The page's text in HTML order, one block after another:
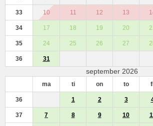
33 10 11 12 13
34 17 18 19 20
35 24 25 26 27
36 31
september 2026
ma ti on to
36 1 2 3
37 7 8 9 10